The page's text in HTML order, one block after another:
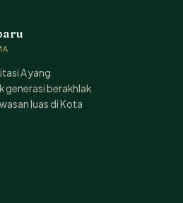
A yang
berakhlak
luas di Kota